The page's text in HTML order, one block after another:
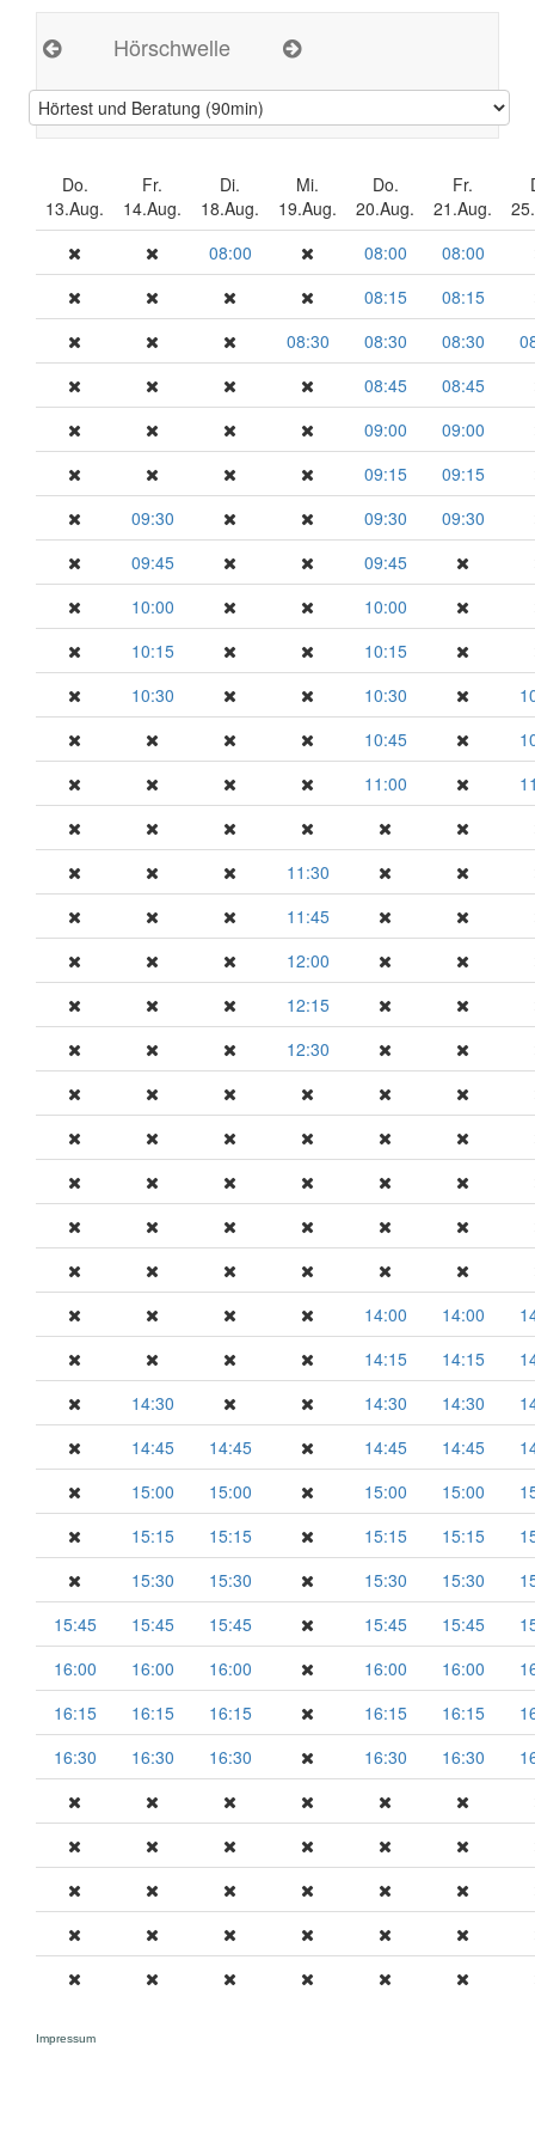
Hörschwelle
Do.
13.Aug.
Fr.
14.Aug.
Di.
18.Aug.
Mi.
19.Aug.
Do.
20.Aug.
Fr.
21.Aug.
08:00
08:00
08:00
08:15
08:15
08:30
08:30 08:30
08:45
08:45
09:00
09:00
09:15
09:15
09:30
09:30
09:30
09:45
09:45
10:00
10:00
10:15
10:15
10:30
10:30
10:45
11:00
11:30
11:45
12:00
12:15
12:30
14:00 14:00
14:15
14:15
14:30
14:30 14:30
14:45
14:45 14:45 14:45
15:00
15:00 15:00 15:00
15:15
15:15 15:15 15:15
15:30
15:30 15:30 15:30
15:45
15:45 15:45 15:45 15:45
16:00
16:00 16:00 16:00 16:00
16:15
16:15 16:15 16:15 16:15
16:30
16:30 16:30 16:30 16:30
Impressum